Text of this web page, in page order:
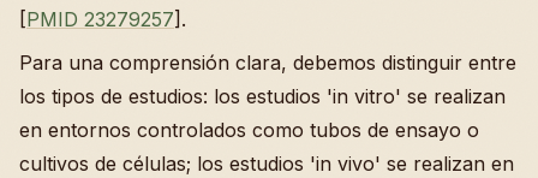
[PMID 23279257].
Para una comprensión clara, debemos distinguir entre
los tipos de estudios: los estudios 'in vitro' se realizan
en entornos controlados como tubos de ensayo o
cultivos de células; los estudios 'in vivo' se realizan en